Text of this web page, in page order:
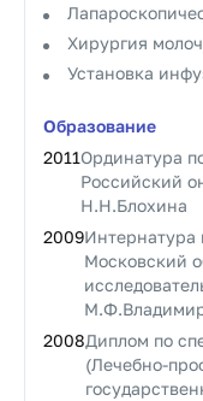
Хирургия
Установка
Образование
2011Ординатура
Российский
Н.Н.Блохина
2009Интернатура
Московский
2008Диплом по
(Лечебно-